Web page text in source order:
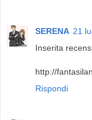
SERENA 21
Inserita
http://
Rispondi